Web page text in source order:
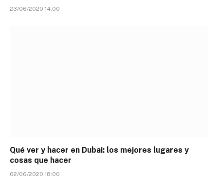
23/06/2020 14:00
Qué ver y hacer en Dubai: los mejores lugares y
cosas que hacer
02/06/2020 18:00